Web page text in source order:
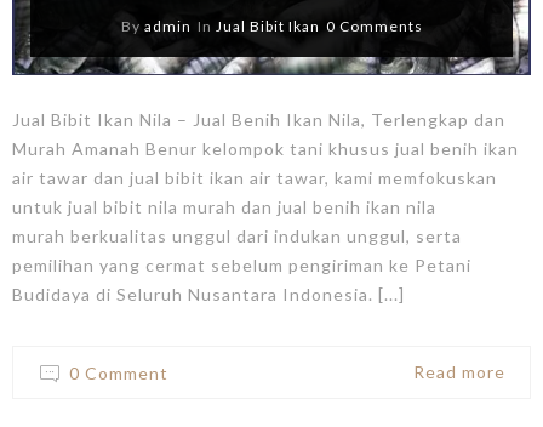
By admin In Jual Bibit Ikan 0 Comments
Jual Bibit Ikan Nila – Jual Benih Ikan Nila, Terlengkap dan
Murah Amanah Benur kelompok tani khusus jual benih ikan
air tawar dan jual bibit ikan air tawar, kami memfokuskan
untuk jual bibit nila murah dan jual benih ikan nila
murah berkualitas unggul dari indukan unggul, serta
pemilihan yang cermat sebelum pengiriman ke Petani
Budidaya di Seluruh Nusantara Indonesia. [...]
0 Comment Read more